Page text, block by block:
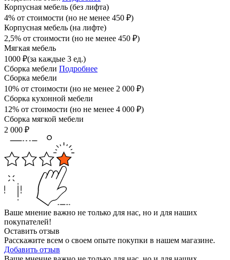
Корпусная мебель (без лифта)
4% от стоимости (но не менее 450 ₽)
Корпусная мебель (на лифте)
2,5% от стоимости (но не менее 450 ₽)
Мягкая мебель
1000 ₽(за каждые 3 ед.)
Сборка мебели Подробнее
Сборка мебели
10% от стоимости (но не менее 2 000 ₽)
Сборка кухонной мебели
12% от стоимости (но не менее 4 000 ₽)
Сборка мягкой мебели
2 000 ₽
Ваше мнение важно не только для нас, но и для наших
покупателей!
Оставить отзыв
Расскажите всем о своем опыте покупки в нашем магазине.
Добавить отзыв